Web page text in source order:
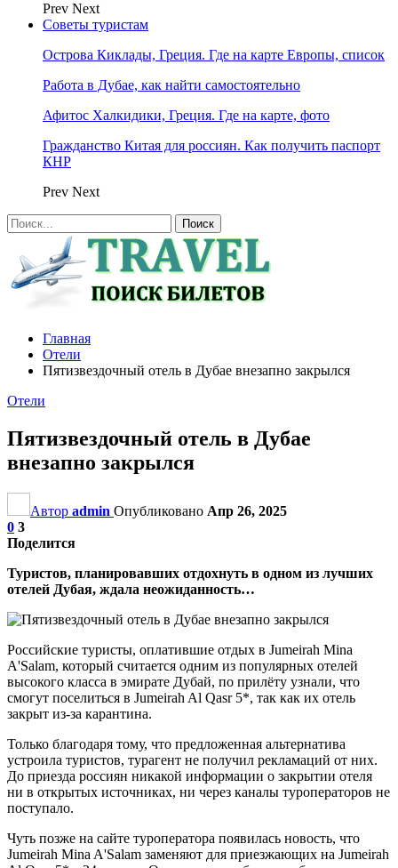
Prev Next
Советы туристам
Острова Киклады, Греция. Где на карте Европы, список
Работа в Дубае, как найти самостоятельно
Афитос Халкидики, Греция. Где на карте, фото
Гражданство Китая для россиян. Как получить паспорт
КНР
Prev Next
Главная
Отели
Пятизвездочный отель в Дубае внезапно закрылся
Отели
Пятизвездочный отель в Дубае
внезапно закрылся
Автор admin Опубликовано Апр 26, 2025
0 3
Поделится
Туристов, планировавших отдохнуть в одном из лучших
отелей Дубая, ждала неожиданность…
Российские туристы, оплатившие отдых в Jumeirah Mina
A'Salam, который считается одним из популярных отелей
высокого класса в эмирате Дубай, по прилёту узнали, что
смогут поселиться в Jumeirah Al Qasr 5*, так как их отель
закрыт из-за карантина.
Только благодаря тому, что предложенная альтернатива
устроила туристов, турагент не получил рекламаций от них.
До приезда россиян никакой информации о закрытии отеля
ни в открытых источниках, ни через каналы туроператоров не
поступало.
Чуть позже на сайте туроператора появилась новость, что
Jumeirah Mina A'Salam заменяют для приезжающих на Jumeirah